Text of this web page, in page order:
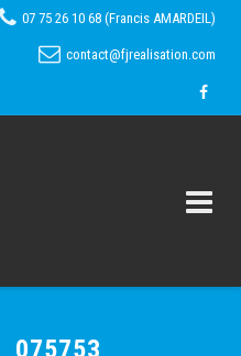
07 75 26 10 68 (Francis AMARDEIL)
contact@fjrealisation.com